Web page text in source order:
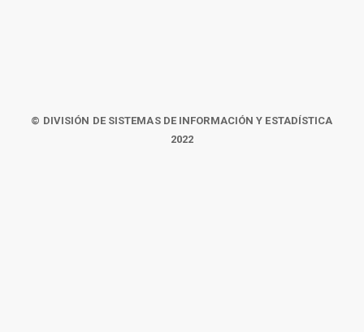
© DIVISIÓN DE SISTEMAS DE INFORMACIÓN Y ESTADÍSTICA
2022